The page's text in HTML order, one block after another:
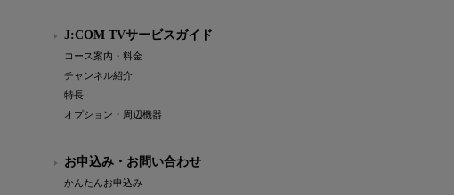
J:COM TVサービスガイド
コース案内・料金
チャンネル紹介
特長
オプション・周辺機器
お申込み・お問い合わせ
かんたんお申込み